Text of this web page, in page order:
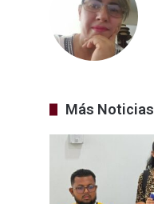
Más Noticias